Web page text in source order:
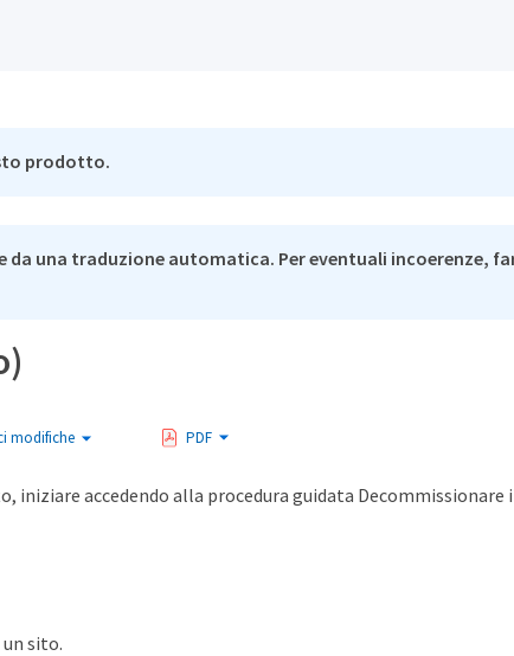
prodotto.
da una traduzione automatica. Per eventuali incoerenze,
modifiche PDF
iniziare accedendo alla procedura guidata Decommissionare
sito.